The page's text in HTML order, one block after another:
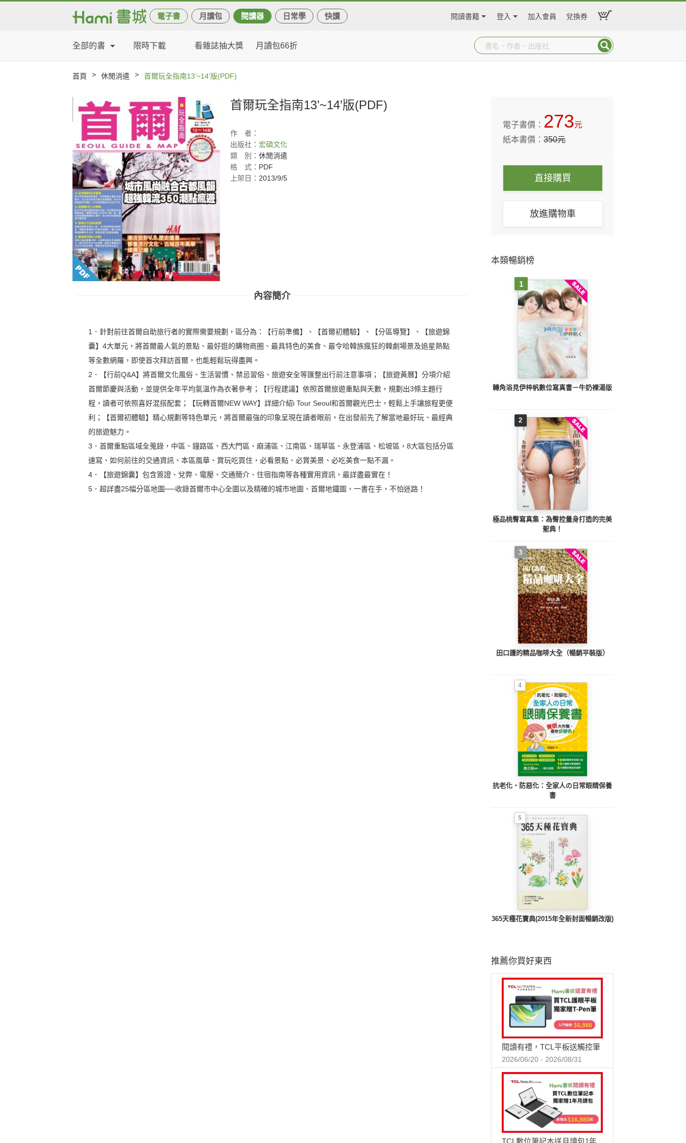
電子書 月讀包 閱讀器 日常學 快讀 閱讀書籍 登入 加入會員 兌換券
全部的書 限時下載 看雜誌抽大獎 月讀包66折
首頁 > 休閒消遣 > 首爾玩全指南13’~14’版(PDF)
首爾玩全指南13’~14’版(PDF)
作
者：
出版社： 宏碩文化
類
別： 休閒消遣
格
式： PDF
上架日： 2013/9/5
內容簡介
1．針對前往首爾自助旅行者的實際需要規劃，區分為：【行前準備】、【首爾初體驗】、【分區導覽】、【旅遊錦
囊】4大單元，將首爾最人氣的景點、最好逛的購物商圈、最具特色的美食、最令哈韓族瘋狂的韓劇場景及追星熱點
等全數網羅，即使首次拜訪首爾，也能輕鬆玩得盡興。
2．【行前Q&A】將首爾文化風俗、生活習慣、禁忌習俗、旅遊安全等匯整出行前注意事項；【旅遊黃曆】分項介紹
首爾節慶與活動，並提供全年平均氣溫作為衣著參考；【行程建議】依照首爾旅遊重點與天數，規劃出3條主題行
程，讀者可依照喜好混搭配套；【玩轉首爾NEW WAY】詳細介紹i Tour Seoul和首爾觀光巴士，輕鬆上手讓旅程更便
利；【首爾初體驗】精心規劃等特色單元，將首爾最強的印象呈現在讀者眼前，在出發前先了解當地最好玩、最經典
的旅遊魅力。
3．首爾重點區域全蒐錄，中區、鐘路區、西大門區、麻浦區、江南區、瑞草區、永登浦區、松坡區，8大區包括分區
速寫、如何前往的交通資訊、本區風華、賞玩吃買住，必看景點、必賞美景、必吃美食一點不漏。
4．【旅遊錦囊】包含簽證、兌弊、電壓、交通簡介、住宿指南等各種實用資訊，最詳盡最實在！
5．超詳盡25幅分區地圖──收錄首爾市中心全圖以及精確的城市地圖、首爾地鐵圖，一書在手，不怕迷路！
電子書價： 273元
紙本書價：350元
直接購買
放進購物車
本類暢銷榜
1
轉角浴見伊梓帆數位寫真書－牛奶裸湯版
2
極品桃臀寫真集：為臀控量身打造的完美
聖典！
3
田口護的精品咖啡大全（暢銷平裝版）
4
抗老化‧防惡化：全家人の日常眼睛保養
書
5
365天種花寶典(2015年全新封面暢銷改版)
推薦你買好東西
閱讀有禮，TCL平板送觸控筆
2026/06/20 - 2026/08/31
TCL數位筆記本送月讀包1年